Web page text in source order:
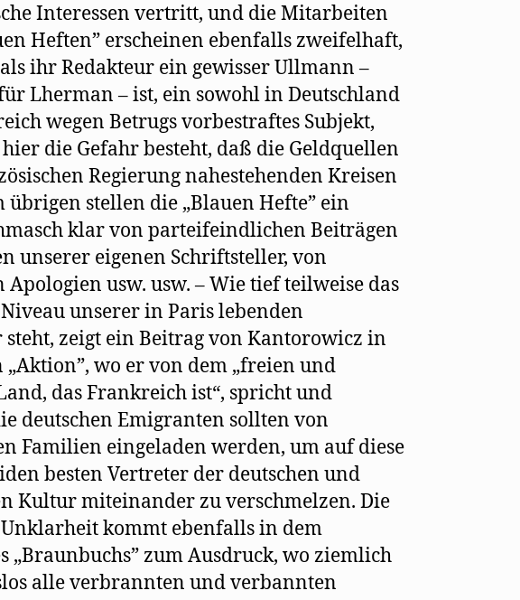
Interessen vertritt, und die Mitarbeiten
Heften” erscheinen ebenfalls zweifelhaft,
ihr Redakteur ein gewisser Ullmann –
Lherman – ist, ein sowohl in Deutschland
wegen Betrugs vorbestraftes Subjekt,
die Gefahr besteht, daß die Geldquellen
Regierung nahestehenden Kreisen
übrigen stellen die „Blauen Hefte” ein
klar von parteifeindlichen Beiträgen
unserer eigenen Schriftsteller, von
Apologien usw. usw. – Wie tief teilweise das
unserer in Paris lebenden
zeigt ein Beitrag von Kantorowicz in
wo er von dem „freien und
das Frankreich ist“, spricht und
deutschen Emigranten sollten von
Familien eingeladen werden, um auf diese
besten Vertreter der deutschen und
Kultur miteinander zu verschmelzen. Die
kommt ebenfalls in dem
„Braunbuchs” zum Ausdruck, wo ziemlich
alle verbrannten und verbannten